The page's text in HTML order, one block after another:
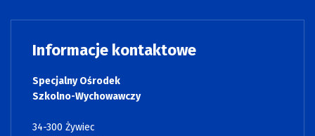
Informacje kontaktowe
Specjalny Ośrodek
Szkolno-Wychowawczy
34-300 Żywiec